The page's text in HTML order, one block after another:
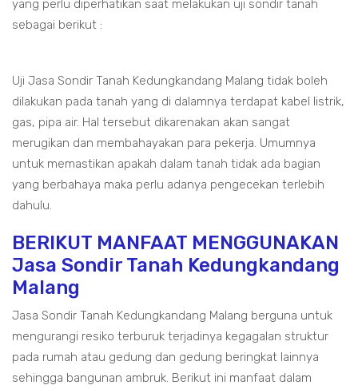
yang perlu diperhatikan saat melakukan uji sondir tanah
sebagai berikut :
Uji Jasa Sondir Tanah Kedungkandang Malang tidak boleh
dilakukan pada tanah yang di dalamnya terdapat kabel listrik,
gas, pipa air. Hal tersebut dikarenakan akan sangat
merugikan dan membahayakan para pekerja. Umumnya
untuk memastikan apakah dalam tanah tidak ada bagian
yang berbahaya maka perlu adanya pengecekan terlebih
dahulu.
BERIKUT MANFAAT MENGGUNAKAN
Jasa Sondir Tanah Kedungkandang
Malang
Jasa Sondir Tanah Kedungkandang Malang berguna untuk
mengurangi resiko terburuk terjadinya kegagalan struktur
pada rumah atau gedung dan gedung beringkat lainnya
sehingga bangunan ambruk. Berikut ini manfaat dalam